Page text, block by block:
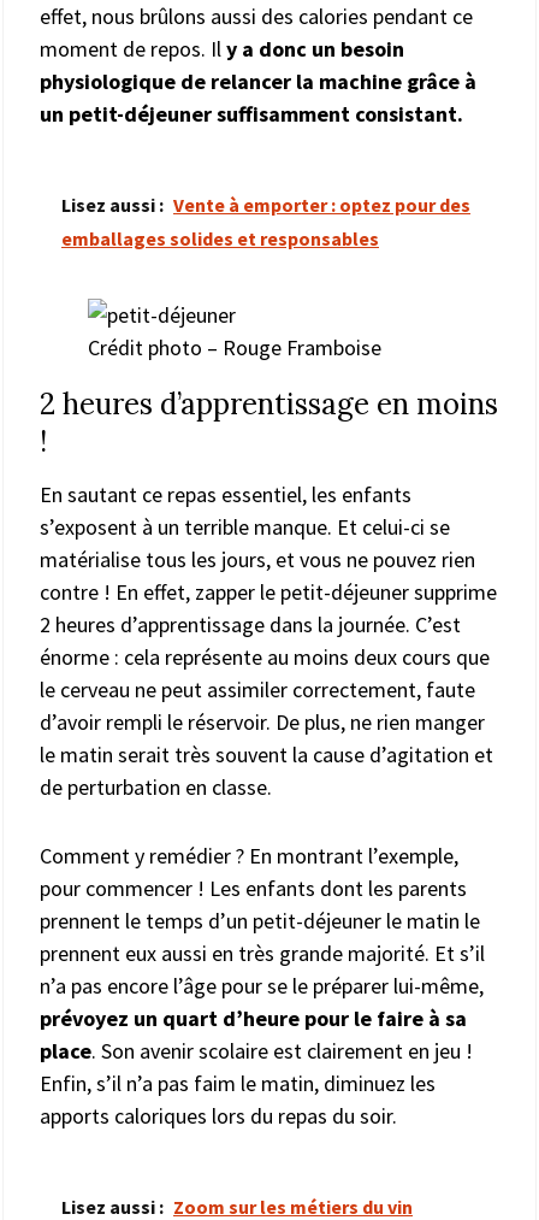
effet, nous brûlons aussi des calories pendant ce
moment de repos. Ily a donc un besoin
physiologique de relancer la machine grâce à
un petit-déjeuner suffisamment consistant.
Lisez aussi : Vente à emporter : optez pour des
emballages solides et responsables
Crédit photo – Rouge Framboise
2 heures d’apprentissage en moins
!
En sautant ce repas essentiel, les enfants
s’exposent à un terrible manque. Et celui-ci se
matérialise tous les jours, et vous ne pouvez rien
contre ! En effet, zapper le petit-déjeuner supprime
2 heures d’apprentissage dans la journée. C’est
énorme : cela représente au moins deux cours que
le cerveau ne peut assimiler correctement, faute
d’avoir rempli le réservoir. De plus, ne rien manger
le matin serait très souvent la cause d’agitation et
de perturbation en classe.
Comment y remédier ? En montrant l’exemple,
pour commencer ! Les enfants dont les parents
prennent le temps d’un petit-déjeuner le matin le
prennent eux aussi en très grande majorité. Et s’il
n’a pas encore l’âge pour se le préparer lui-même,
prévoyez un quart d’heure pour le faire à sa
place. Son avenir scolaire est clairement en jeu !
Enfin, s’il n’a pas faim le matin, diminuez les
apports caloriques lors du repas du soir.
Lisez aussi : Zoom sur les métiers du vin